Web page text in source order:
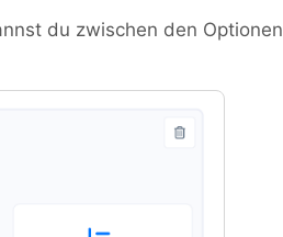
du zwischen den Optionen